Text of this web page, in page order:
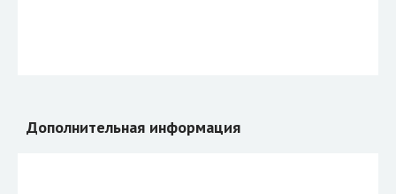
Дополнительная информация